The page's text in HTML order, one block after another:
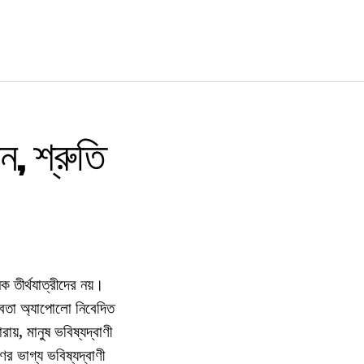
শ্রুতি
নয়।
অ্যাপোলো নিবেদিত
মানুষ ভবিষ্যদ্বাণী
ভবিষ্যদ্বাণী